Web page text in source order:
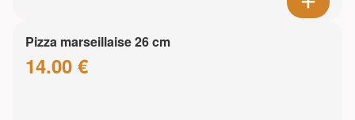
Pizza marseillaise 26 cm
14.00 €